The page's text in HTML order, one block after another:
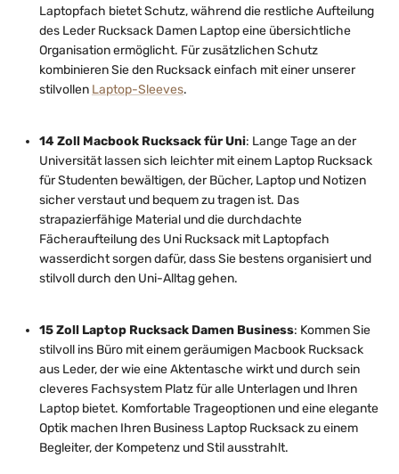
Laptopfach bietet Schutz, während die restliche Aufteilung
des Leder Rucksack Damen Laptop eine übersichtliche
Organisation ermöglicht. Für zusätzlichen Schutz
kombinieren Sie den Rucksack einfach mit einer unserer
stilvollen Laptop-Sleeves.
14 Zoll Macbook Rucksack für Uni: Lange Tage an der
Universität lassen sich leichter mit einem Laptop Rucksack
für Studenten bewältigen, der Bücher, Laptop und Notizen
sicher verstaut und bequem zu tragen ist. Das
strapazierfähige Material und die durchdachte
Fächeraufteilung des Uni Rucksack mit Laptopfach
wasserdicht sorgen dafür, dass Sie bestens organisiert und
stilvoll durch den Uni-Alltag gehen.
15 Zoll Laptop Rucksack Damen Business: Kommen Sie
stilvoll ins Büro mit einem geräumigen Macbook Rucksack
aus Leder, der wie eine Aktentasche wirkt und durch sein
cleveres Fachsystem Platz für alle Unterlagen und Ihren
Laptop bietet. Komfortable Trageoptionen und eine elegante
Optik machen Ihren Business Laptop Rucksack zu einem
Begleiter, der Kompetenz und Stil ausstrahlt.